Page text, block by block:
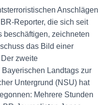
Anschlägen
Reporter, die sich seit
beschäftigen, zeichneten
das Bild einer
zweite
Landtags zur
Untergrund (NSU) hat
Mehrere Stunden